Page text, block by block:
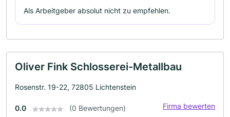
Als Arbeitgeber absolut nicht zu empfehlen.
Oliver Fink Schlosserei-Metallbau
Rosenstr. 19-22, 72805 Lichtenstein
0.0 (0 Bewertungen) Firma bewerten